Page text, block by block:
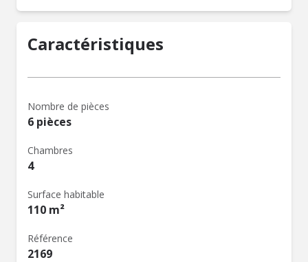
Caractéristiques
Nombre de pièces
6 pièces
Chambres
4
Surface habitable
110 m²
Référence
2169